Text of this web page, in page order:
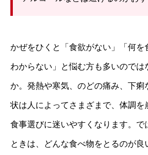
かぜをひくと「食欲がない」「何を
わからない」と悩む方も多いのでは
か。発熱や寒気、のどの痛み、下痢
状は人によってさまざまで、体調を
食事選びに迷いやすくなります。で
ときは、どんな食べ物をとるのが良